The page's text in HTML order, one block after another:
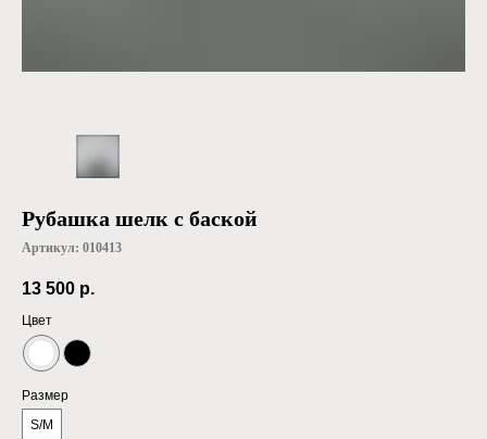
Рубашка шелк с баской
Артикул: 010413
13 500 р.
Цвет
Размер
S/M